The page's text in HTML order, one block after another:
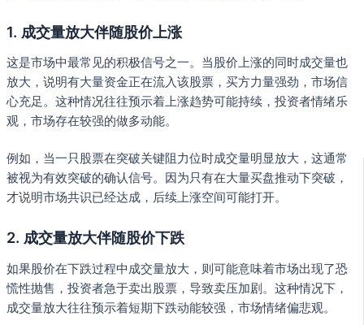
1. 成交量放大伴随股价上涨
这是市场中最常见的积极信号之一。当股价上涨的同时成交量也
放大，说明有大量资金正在流入该股票，买方力量强劲，市场信
心充足。这种情况往往预示着上涨趋势可能持续，投资者情绪乐
观，市场存在较强的做多动能。
例如，当一只股票在突破关键阻力位时成交量明显放大，这通常
被视为有效突破的确认信号。因为只有在大量买盘推动下突破，
才说明市场共识已经达成，后续上涨空间可能打开。
2. 成交量放大伴随股价下跌
如果股价在下跌过程中成交量放大，则可能意味着市场出现了恐
慌性抛售，投资者急于卖出股票，导致卖压加剧。这种情况下，
成交量放大往往预示着短期下跌动能较强，市场情绪偏悲观。